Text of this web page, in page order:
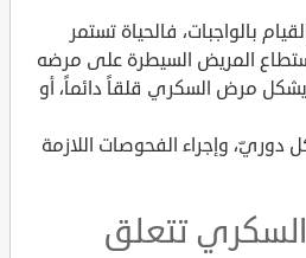
بالواجبات، فالحياة تستمر
المريض السيطرة على مرضه
مرض السكري قلقاً دائماً، أو
دوريّ، وإجراء الفحوصات اللازمة
تتعلق